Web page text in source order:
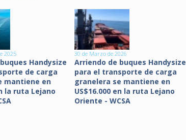
2025
Handysize
de carga
mantiene en
la ruta Lejano
30 de Marzo de 2026
Arriendo de buques Handysize
para el transporte de carga
granelera se mantiene en
US$16.000 en la ruta Lejano
Oriente - WCSA